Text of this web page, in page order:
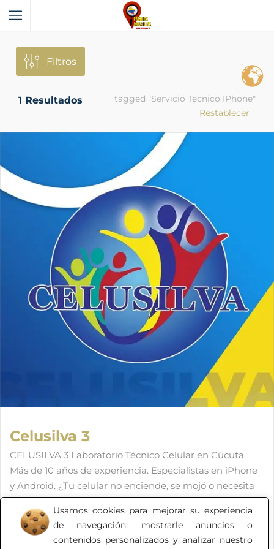
Usamos cookies para mejorar su experiencia
de navegación, mostrarle anuncios o
contenidos personalizados y analizar nuestro
Filtros
1 Resultados
tagged "Servicio Tecnico IPhone"
Restablecer
Celusilva 3
CELUSILVA 3 Laboratorio Técnico Celular en Cúcuta
Más de 10 años de experiencia. Especialistas en iPhone
y Android. ¿Tu celular no enciende, se mojó o necesita
un cambio de pantalla? No lo dejes en manos de
cualquiera. En CELUSILVA 3 somos un laboratorio
técnico especializado con más de una década de